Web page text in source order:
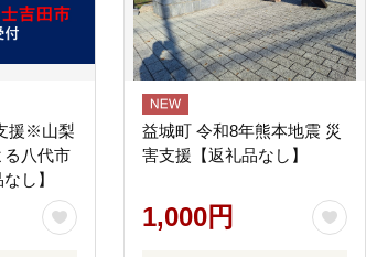
援※山梨
る八代市
し】
益城町 令和8年熊本地震 災
害支援【返礼品なし】
1,000円